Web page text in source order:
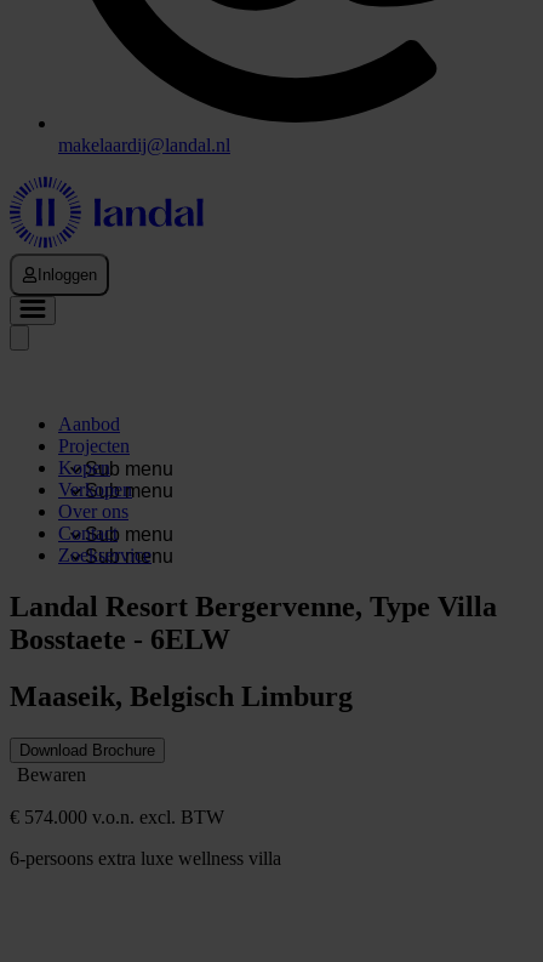
makelaardij@landal.nl
Inloggen
Aanbod
Projecten
Sub menu
Kopen
Sub menu
Verkopen
Over ons
Sub menu
Contact
Sub menu
Zoekservice
Landal Resort Bergervenne, Type Villa
Bosstaete - 6ELW
Maaseik, Belgisch Limburg
Download Brochure
Bewaren
€ 574.000 v.o.n. excl. BTW
6-persoons extra luxe wellness villa